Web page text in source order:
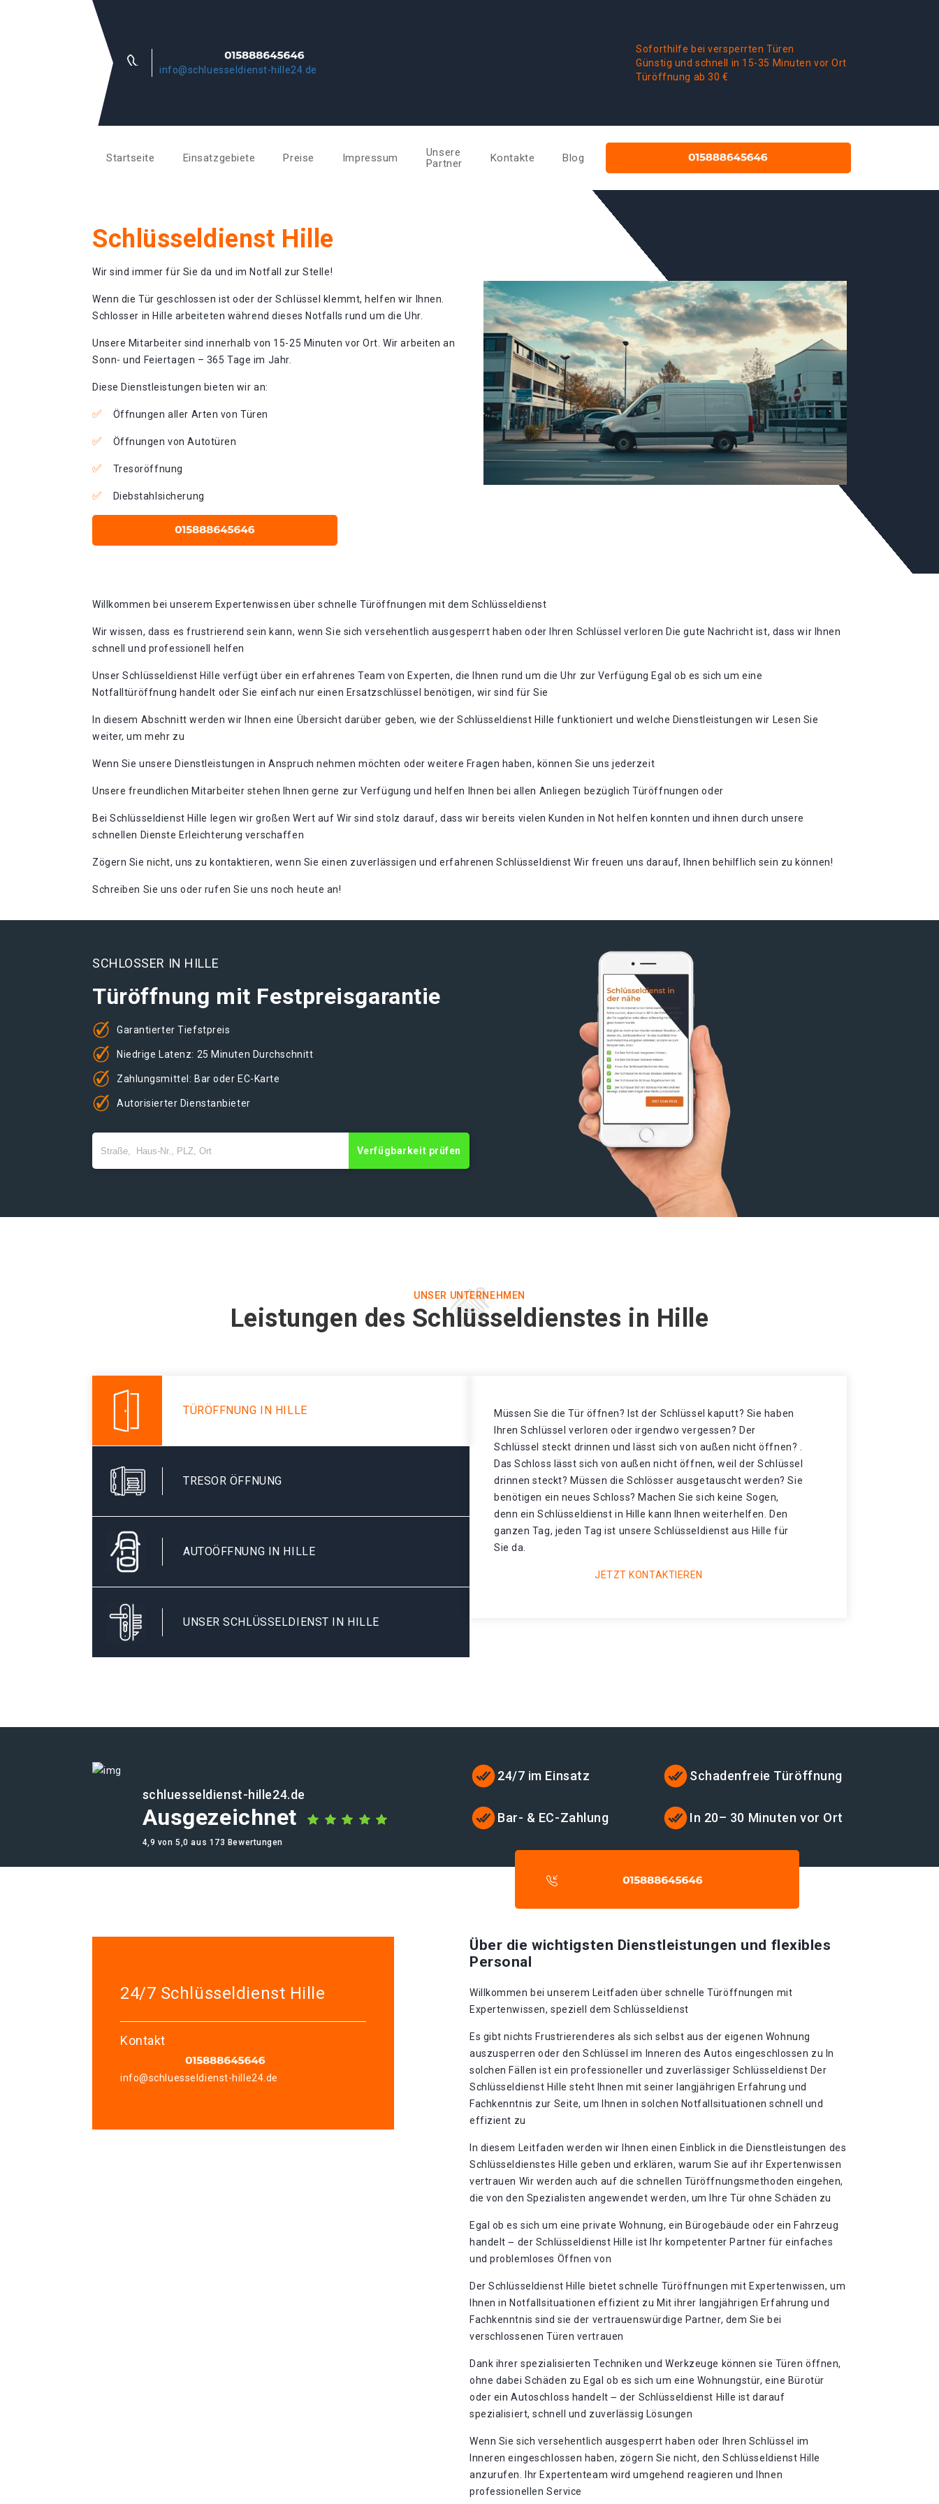
info@schluesseldienst-hille24.de
Soforthilfe bei versperrten Türen
Günstig und schnell in 15-35 Minuten vor Ort
Türöffnung ab 30 €
Startseite Einsatzgebiete Preise Impressum
Unsere
Partner
Kontakte Blog
Schlüsseldienst Hille
Wir sind immer für Sie da und im Notfall zur Stelle!
Wenn die Tür geschlossen ist oder der Schlüssel klemmt, helfen wir Ihnen.
Schlosser in Hille arbeiteten während dieses Notfalls rund um die Uhr.
Unsere Mitarbeiter sind innerhalb von 15-25 Minuten vor Ort. Wir arbeiten an
Sonn- und Feiertagen – 365 Tage im Jahr.
Diese Dienstleistungen bieten wir an:
Öffnungen aller Arten von Türen
Öffnungen von Autotüren
Tresoröffnung
Diebstahlsicherung
Willkommen bei unserem Expertenwissen über schnelle Türöffnungen mit dem Schlüsseldienst
Wir wissen, dass es frustrierend sein kann, wenn Sie sich versehentlich ausgesperrt haben oder Ihren Schlüssel verloren Die gute Nachricht ist, dass wir Ihnen
schnell und professionell helfen
Unser Schlüsseldienst Hille verfügt über ein erfahrenes Team von Experten, die Ihnen rund um die Uhr zur Verfügung Egal ob es sich um eine
Notfalltüröffnung handelt oder Sie einfach nur einen Ersatzschlüssel benötigen, wir sind für Sie
In diesem Abschnitt werden wir Ihnen eine Übersicht darüber geben, wie der Schlüsseldienst Hille funktioniert und welche Dienstleistungen wir Lesen Sie
weiter, um mehr zu
Wenn Sie unsere Dienstleistungen in Anspruch nehmen möchten oder weitere Fragen haben, können Sie uns jederzeit
Unsere freundlichen Mitarbeiter stehen Ihnen gerne zur Verfügung und helfen Ihnen bei allen Anliegen bezüglich Türöffnungen oder
Bei Schlüsseldienst Hille legen wir großen Wert auf Wir sind stolz darauf, dass wir bereits vielen Kunden in Not helfen konnten und ihnen durch unsere
schnellen Dienste Erleichterung verschaffen
Zögern Sie nicht, uns zu kontaktieren, wenn Sie einen zuverlässigen und erfahrenen Schlüsseldienst Wir freuen uns darauf, Ihnen behilflich sein zu können!​
Schreiben Sie uns oder rufen Sie uns noch heute an!​
SCHLOSSER IN HILLE
Türöffnung mit Festpreisgarantie
Garantierter Tiefstpreis
Niedrige Latenz: 25 Minuten Durchschnitt
Zahlungsmittel: Bar oder EC-Karte
Autorisierter Dienstanbieter
Verfügbarkeit prüfen
UNSER UNTERNEHMEN
Leistungen des Schlüsseldienstes in Hille
TÜRÖFFNUNG IN HILLE
TRESOR ÖFFNUNG
AUTOÖFFNUNG IN HILLE
UNSER SCHLÜSSELDIENST IN HILLE
Müssen Sie die Tür öffnen? Ist der Schlüssel kaputt? Sie haben
Ihren Schlüssel verloren oder irgendwo vergessen? Der
Schlüssel steckt drinnen und lässt sich von außen nicht öffnen? .
Das Schloss lässt sich von außen nicht öffnen, weil der Schlüssel
drinnen steckt? Müssen die Schlösser ausgetauscht werden? Sie
benötigen ein neues Schloss? Machen Sie sich keine Sogen,
denn ein Schlüsseldienst in Hille kann Ihnen weiterhelfen. Den
ganzen Tag, jeden Tag ist unsere Schlüsseldienst aus Hille für
Sie da.
JETZT KONTAKTIEREN
schluesseldienst-hille24.de
Ausgezeichnet
4,9 von 5,0 aus 173 Bewertungen
24/7 im Einsatz Schadenfreie Türöffnung
Bar- & EC-Zahlung In 20– 30 Minuten vor Ort
24/7 Schlüsseldienst Hille
Kontakt
info@schluesseldienst-hille24.de
Über die wichtigsten Dienstleistungen und flexibles
Personal
Willkommen bei unserem Leitfaden über schnelle Türöffnungen mit
Expertenwissen, speziell dem Schlüsseldienst
Es gibt nichts Frustrierenderes als sich selbst aus der eigenen Wohnung
auszusperren oder den Schlüssel im Inneren des Autos eingeschlossen zu In
solchen Fällen ist ein professioneller und zuverlässiger Schlüsseldienst Der
Schlüsseldienst Hille steht Ihnen mit seiner langjährigen Erfahrung und
Fachkenntnis zur Seite, um Ihnen in solchen Notfallsituationen schnell und
effizient zu
In diesem Leitfaden werden wir Ihnen einen Einblick in die Dienstleistungen des
Schlüsseldienstes Hille geben und erklären, warum Sie auf ihr Expertenwissen
vertrauen Wir werden auch auf die schnellen Türöffnungsmethoden eingehen,
die von den Spezialisten angewendet werden, um Ihre Tür ohne Schäden zu
Egal ob es sich um eine private Wohnung, ein Bürogebäude oder ein Fahrzeug
handelt ౼ der Schlüsseldienst Hille ist Ihr kompetenter Partner für einfaches
und problemloses Öffnen von
Der Schlüsseldienst Hille bietet schnelle Türöffnungen mit Expertenwissen, um
Ihnen in Notfallsituationen effizient zu Mit ihrer langjährigen Erfahrung und
Fachkenntnis sind sie der vertrauenswürdige Partner, dem Sie bei
verschlossenen Türen vertrauen
Dank ihrer spezialisierten Techniken und Werkzeuge können sie Türen öffnen,
ohne dabei Schäden zu Egal ob es sich um eine Wohnungstür, eine Bürotür
oder ein Autoschloss handelt ౼ der Schlüsseldienst Hille ist darauf
spezialisiert, schnell und zuverlässig Lösungen
Wenn Sie sich versehentlich ausgesperrt haben oder Ihren Schlüssel im
Inneren eingeschlossen haben, zögern Sie nicht, den Schlüsseldienst Hille
anzurufen. Ihr Expertenteam wird umgehend reagieren und Ihnen
professionellen Service